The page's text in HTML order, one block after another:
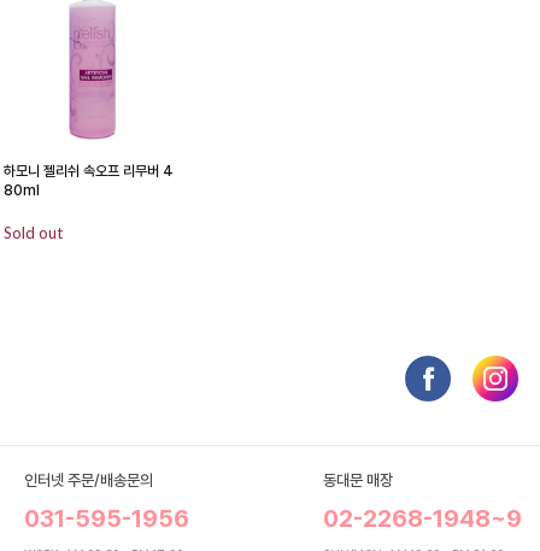
하모니 젤리쉬 속오프 리무버 4
80ml
Sold out
인터넷 주문/배송문의
031-595-1956
동대문 매장
02-2268-1948~9